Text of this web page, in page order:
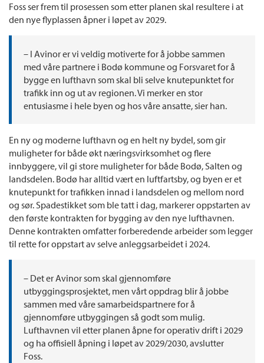
Foss ser frem til prosessen som etter planen skal resultere i at
den nye flyplassen åpner i løpet av 2029.
– I Avinor er vi veldig motiverte for å jobbe sammen
med våre partnere i Bodø kommune og Forsvaret for å
bygge en lufthavn som skal bli selve knutepunktet for
trafikk inn og ut av regionen. Vi merker en stor
entusiasme i hele byen og hos våre ansatte, sier han.
En ny og moderne lufthavn og en helt ny bydel, som gir
muligheter for både økt næringsvirksomhet og flere
innbyggere, vil gi store muligheter for både Bodø, Salten og
landsdelen. Bodø har alltid vært en luftfartsby, og byen er et
knutepunkt for trafikken innad i landsdelen og mellom nord
og sør. Spadestikket som ble tatt i dag, markerer oppstarten av
den første kontrakten for bygging av den nye lufthavnen.
Denne kontrakten omfatter forberedende arbeider som legger
til rette for oppstart av selve anleggsarbeidet i 2024.
– Det er Avinor som skal gjennomføre
utbyggingsprosjektet, men vårt oppdrag blir å jobbe
sammen med våre samarbeidspartnere for å
gjennomføre utbyggingen så godt som mulig.
Lufthavnen vil etter planen åpne for operativ drift i 2029
og ha offisiell åpning i løpet av 2029/2030, avslutter
Foss.